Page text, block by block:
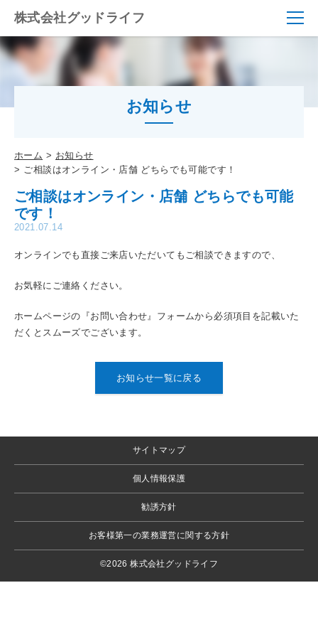
株式会社グッドライフ
お知らせ
ホーム
お知らせ
ご相談はオンライン・店舗 どちらでも可能です！
ご相談はオンライン・店舗 どちらでも可能
です！
2021.07.14
オンラインでも直接ご来店いただいてもご相談できますので、
お気軽にご連絡ください。
ホームページの『お問い合わせ』フォームから必須項目を記載いた
だくとスムーズでございます。
お知らせ一覧に戻る
サイトマップ
個人情報保護
勧誘方針
お客様第一の業務運営に関する方針
©2026 株式会社グッドライフ